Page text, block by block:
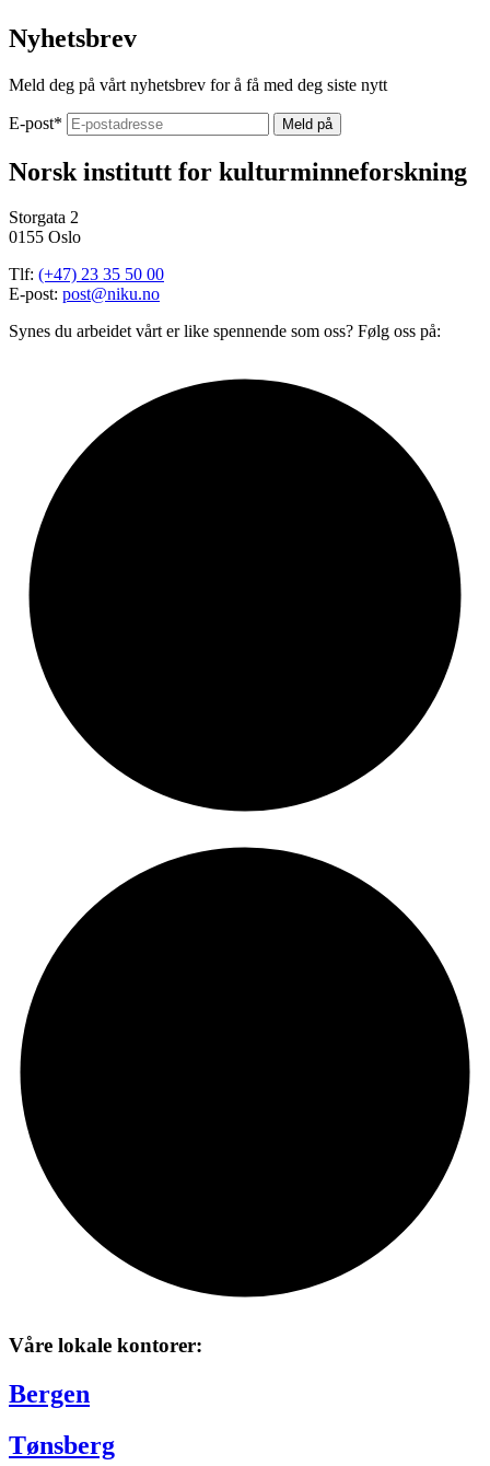
Nyhetsbrev
Meld deg på vårt nyhetsbrev for å få med deg siste nytt
E-post*
Norsk institutt for kulturminneforskning
Storgata 2
0155 Oslo
Tlf: (+47) 23 35 50 00
E-post: post@niku.no
Synes du arbeidet vårt er like spennende som oss? Følg oss på:
Våre lokale kontorer:
Bergen
Tønsberg